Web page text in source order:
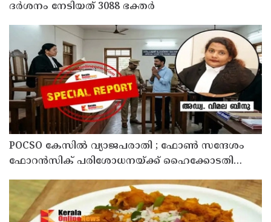
ദർശനം നേടിയത് 3088 ഭക്തർ
POCSO കേസിൽ വ്യാജപരാതി ; ഫോൺ സന്ദേശം
ഫോറൻസിക് പരിശോധനയ്ക്ക് ഹൈക്കോടതി
നിർദേശം; പ്രതിയെ വെറുതെവിട്ട് ആലുവ ഫാസ്റ്റ്
ട്രാക്ക് കോടതി